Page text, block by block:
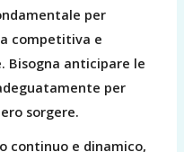
per
competitiva e
Bisogna anticipare le
per
sorgere.
continuo e dinamico,